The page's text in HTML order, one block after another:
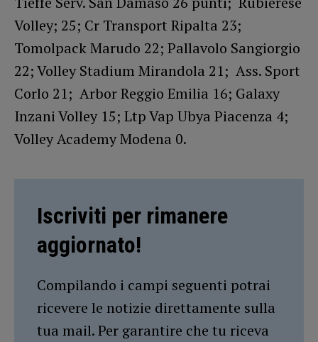
Volley; 25; Cr Transport Ripalta 23;
Tomolpack Marudo 22; Pallavolo Sangiorgio
22; Volley Stadium Mirandola 21; Ass. Sport
Corlo 21; Arbor Reggio Emilia 16; Galaxy
Inzani Volley 15; Ltp Vap Ubya Piacenza 4;
Volley Academy Modena 0.
Iscriviti per rimanere
aggiornato!
Compilando i campi seguenti potrai
ricevere le notizie direttamente sulla
tua mail. Per garantire che tu riceva